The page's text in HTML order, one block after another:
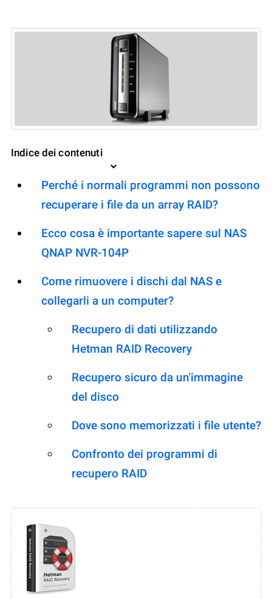
Indice dei contenuti
Perché i normali programmi non possono
recuperare i file da un array RAID?
Ecco cosa è importante sapere sul NAS
QNAP NVR-104P
Come rimuovere i dischi dal NAS e
collegarli a un computer?
Recupero di dati utilizzando
Hetman RAID Recovery
Recupero sicuro da un'immagine
del disco
Dove sono memorizzati i file utente?
Confronto dei programmi di
recupero RAID